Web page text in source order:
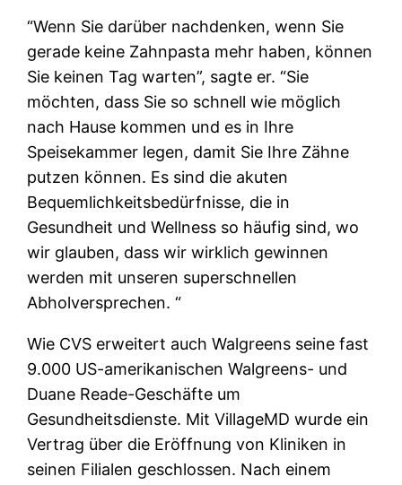
“Wenn Sie darüber nachdenken, wenn Sie
gerade keine Zahnpasta mehr haben, können
Sie keinen Tag warten”, sagte er. “Sie
möchten, dass Sie so schnell wie möglich
nach Hause kommen und es in Ihre
Speisekammer legen, damit Sie Ihre Zähne
putzen können. Es sind die akuten
Bequemlichkeitsbedürfnisse, die in
Gesundheit und Wellness so häufig sind, wo
wir glauben, dass wir wirklich gewinnen
werden mit unseren superschnellen
Abholversprechen. “
Wie CVS erweitert auch Walgreens seine fast
9.000 US-amerikanischen Walgreens- und
Duane Reade-Geschäfte um
Gesundheitsdienste. Mit VillageMD wurde ein
Vertrag über die Eröffnung von Kliniken in
seinen Filialen geschlossen. Nach einem